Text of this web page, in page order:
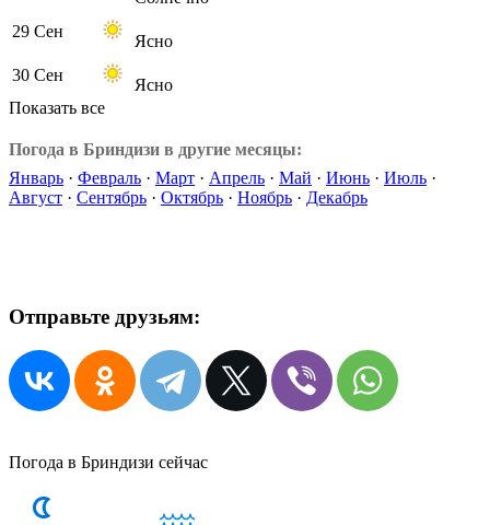
29 Сен
Ясно
30 Сен
Ясно
Показать все
Погода в Бриндизи в другие месяцы:
Январь · Февраль · Март · Апрель · Май · Июнь · Июль ·
Август · Сентябрь · Октябрь · Ноябрь · Декабрь
Отправьте друзьям:
Погода в Бриндизи сейчас